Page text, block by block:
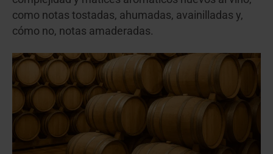
como notas tostadas, ahumadas, avainilladas y,
cómo no, notas amaderadas.